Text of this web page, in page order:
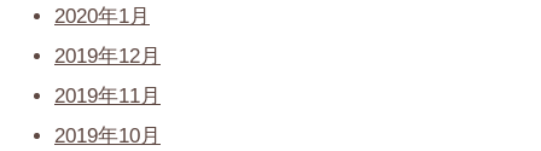
2020年1月
2019年12月
2019年11月
2019年10月